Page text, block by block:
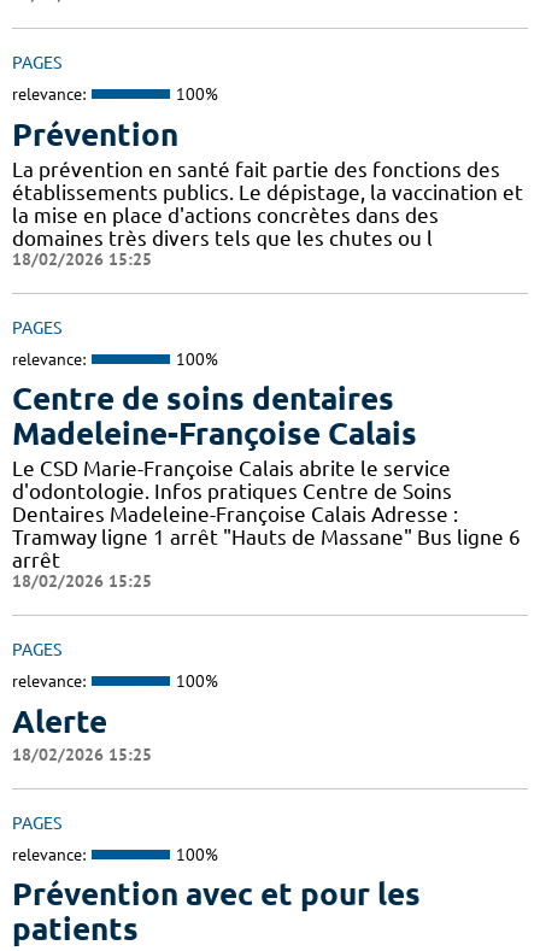
PAGES
relevance: 100%
Prévention
La prévention en santé fait partie des fonctions des
établissements publics. Le dépistage, la vaccination et
la mise en place d'actions concrètes dans des
domaines très divers tels que les chutes ou l
18/02/2026 15:25
PAGES
relevance: 100%
Centre de soins dentaires
Madeleine-Françoise Calais
Le CSD Marie-Françoise Calais abrite le service
d'odontologie. Infos pratiques Centre de Soins
Dentaires Madeleine-Françoise Calais Adresse :
Tramway ligne 1 arrêt "Hauts de Massane" Bus ligne 6
arrêt
18/02/2026 15:25
PAGES
relevance: 100%
Alerte
18/02/2026 15:25
PAGES
relevance: 100%
Prévention avec et pour les
patients